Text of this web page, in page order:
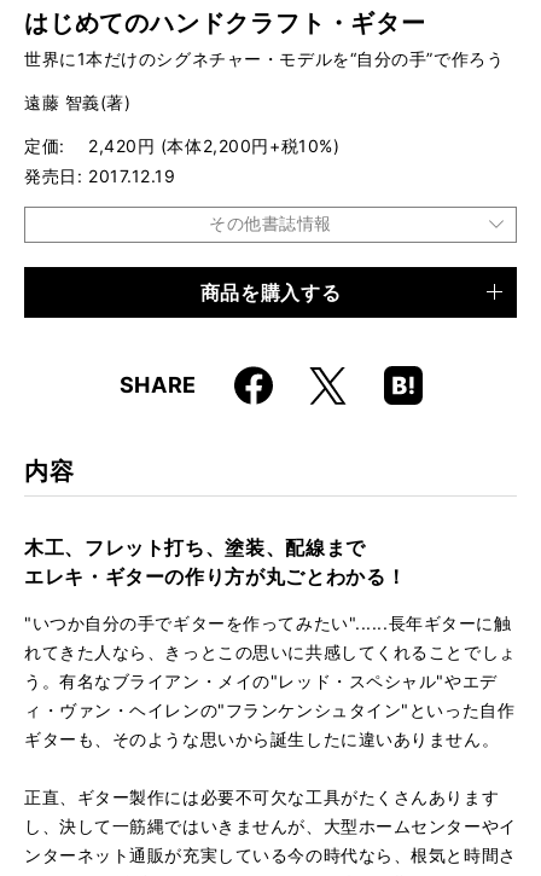
はじめてのハンドクラフト・ギター
世界に1本だけのシグネチャー・モデルを“自分の手”で作ろう
遠藤 智義(著)
定価
2,420円 (本体2,200円+税10%)
発売日
2017.12.19
その他書誌情報
9784845631674
商品を購入する
SHARE Faceboo
k
X
Hatena
Boo
内容
木工、フレット打ち、塗装、配線まで
エレキ・ギターの作り方が丸ごとわかる！
"いつか自分の手でギターを作ってみたい"......長年ギターに触
れてきた人なら、きっとこの思いに共感してくれることでしょ
う。有名なブライアン・メイの"レッド・スペシャル"やエデ
ィ・ヴァン・ヘイレンの"フランケンシュタイン"といった自作
ギターも、そのような思いから誕生したに違いありません。
正直、ギター製作には必要不可欠な工具がたくさんあります
し、決して一筋縄ではいきませんが、大型ホームセンターやイ
ンターネット通販が充実している今の時代なら、根気と時間さ